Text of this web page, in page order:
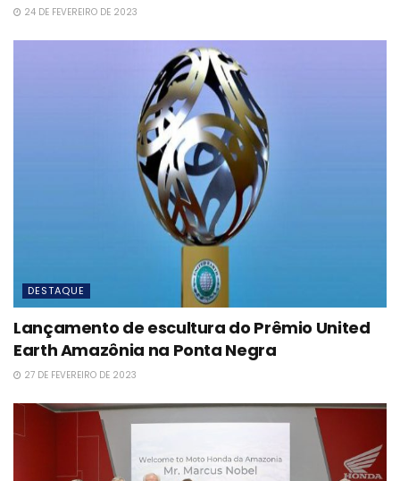
24 DE FEVEREIRO DE 2023
DESTAQUE
Lançamento de escultura do Prêmio United
Earth Amazônia na Ponta Negra
27 DE FEVEREIRO DE 2023